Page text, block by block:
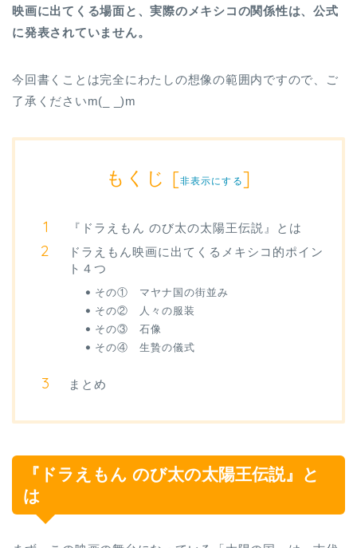
映画に出てくる場面と、実際のメキシコの関係性は、公式
に発表されていません。
今回書くことは完全にわたしの想像の範囲内ですので、ご
了承くださいm(_ _)m
もくじ [非表示にする]
『ドラえもん のび太の太陽王伝説』とは
ドラえもん映画に出てくるメキシコ的ポイン
ト４つ
その① マヤナ国の街並み
その② 人々の服装
その③ 石像
その④ 生贄の儀式
まとめ
『ドラえもん のび太の太陽王伝説』と
は